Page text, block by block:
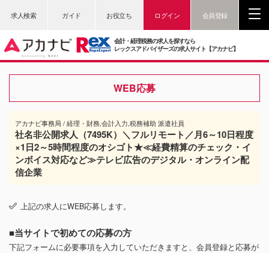
求人検索 ガイド お役立ち ログイン 会員登録
会計・経理税務の求人を探すなら
レックスアドバイザーズの求人サイト【アカナビ】
WEB応募
アカナビ事務局 / 経理・財務,会計入力,税務補助 派遣社員
社名非公開求人（7495K）＼フルリモート／月6～10日程度
×1日2～5時間程度のオシゴト★≪経費精算のチェック・イ
ンボイス対応など≫テレビ広告のデジタル・オンライン配
信企業
上記の求人にWEB応募します。
■当サイトで初めての応募の方
下記フォームに必要事項を入力していただきますと、会員登録と応募が